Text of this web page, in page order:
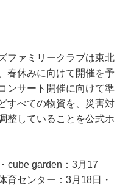
ファミリークラブは東北
春休みに向けて開催を予
ンサート開催に向けて準
すべての物資を、災害対
整していることを公式ホ
cube garden：3月17
育センター：3月18日・